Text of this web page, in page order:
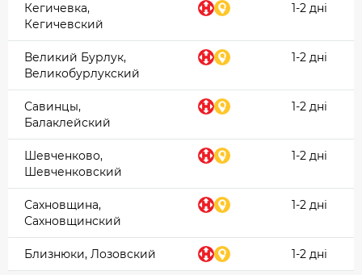
Кегичевка,
Кегичевский
1-2 дні
Великий Бурлук,
Великобурлукский
1-2 дні
Савинцы,
Балаклейский
1-2 дні
Шевченково,
Шевченковский
1-2 дні
Сахновщина,
Сахновщинский
1-2 дні
Близнюки, Лозовский 1-2 дні